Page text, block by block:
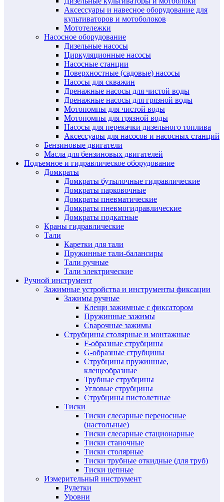
Аксессуары и навесное оборудование для
культиваторов и мотоболоков
Мототележки
Насосное оборудование
Дизельные насосы
Циркуляционные насосы
Насосные станции
Поверхностные (садовые) насосы
Насосы для скважин
Дренажные насосы для чистой воды
Дренажные насосы для грязной воды
Мотопомпы для чистой воды
Мотопомпы для грязной воды
Насосы для перекачки дизельного топлива
Аксессуары для насосов и насосных станций
Бензиновые двигатели
Масла для бензиновых двигателей
Подъемное и гидравлическое оборудование
Домкраты
Домкраты бутылочные гидравлические
Домкраты парковочные
Домкраты пневматические
Домкраты пневмогидравлические
Домкраты подкатные
Краны гидравлические
Тали
Каретки для тали
Пружинные тали-балансиры
Тали ручные
Тали электрические
Ручной инструмент
Зажимные устройства и инструменты фиксации
Зажимы ручные
Клещи зажимные с фиксатором
Пружинные зажимы
Сварочные зажимы
Струбцины столярные и монтажные
F-образные струбцины
G-образные струбцины
Струбцины пружинные,
клещеобразные
Трубные струбцины
Угловые струбцины
Струбцины пистолетные
Тиски
Тиски слесарные переносные
(настольные)
Тиски слесарные стационарные
Тиски станочные
Тиски столярные
Тиски трубные откидные (для труб)
Тиски цепные
Измерительный инструмент
Рулетки
Уровни